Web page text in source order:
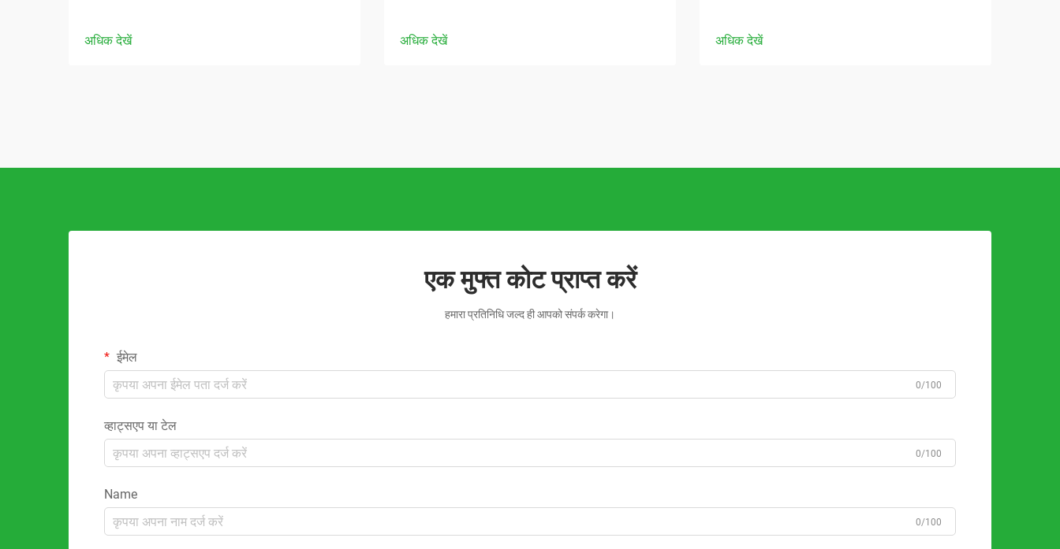
अधिक देखें अधिक देखें अधिक देखें
एक मुफ्त कोट प्राप्त करें
हमारा प्रतिनिधि जल्द ही आपको संपर्क करेगा।
ईमेल
0/100
व्हाट्सएप या टेल
0/100
Name
0/100